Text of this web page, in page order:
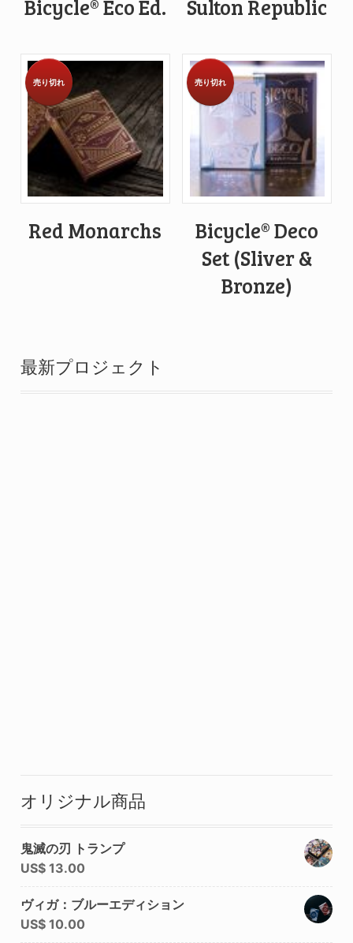
Bicycle® Eco Ed. Sulton Republic
売り切れ
Red Monarchs
売り切れ
Bicycle® Deco
Set (Sliver &
Bronze)
最新プロジェクト
オリジナル商品
鬼滅の刃 トランプ
US$13.00
ヴィガ：ブルーエディション
US$10.00